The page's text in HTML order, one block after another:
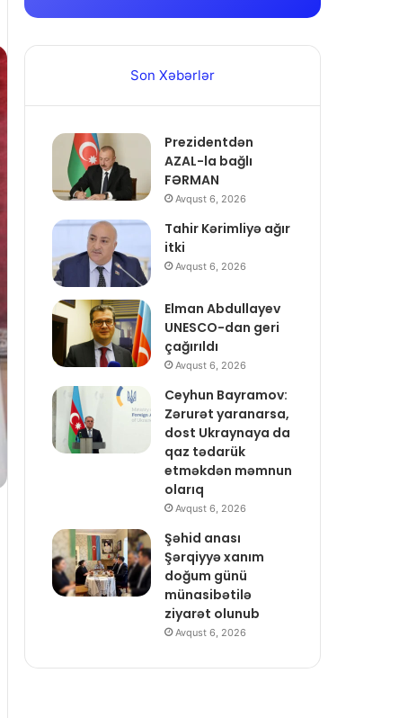
Son Xəbərlər
Prezidentdən
AZAL-la bağlı
FƏRMAN
Avqust 6, 2026
Tahir Kərimliyə ağır
itki
Avqust 6, 2026
Elman Abdullayev
UNESCO-dan geri
çağırıldı
Avqust 6, 2026
Ceyhun Bayramov:
Zərurət yaranarsa,
dost Ukraynaya da
qaz tədarük
etməkdən məmnun
olarıq
Avqust 6, 2026
Şəhid anası
Şərqiyyə xanım
doğum günü
münasibətilə
ziyarət olunub
Avqust 6, 2026